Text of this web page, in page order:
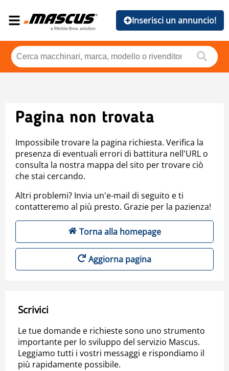
Inserisci un annuncio!
Pagina non trovata
Impossibile trovare la pagina richiesta. Verifica la
presenza di eventuali errori di battitura nell'URL o
consulta la nostra mappa del sito per trovare ciò
che stai cercando.
Altri problemi? Invia un'e-mail di seguito e ti
contatteremo al più presto. Grazie per la pazienza!
Torna alla homepage
Aggiorna pagina
Scrivici
Le tue domande e richieste sono uno strumento
importante per lo sviluppo del servizio Mascus.
Leggiamo tutti i vostri messaggi e rispondiamo il
più rapidamente possibile.